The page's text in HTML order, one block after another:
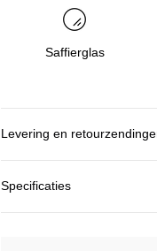
Saffierglas
Levering en
Specificaties